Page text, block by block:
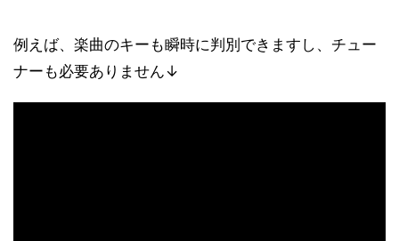
例えば、楽曲のキーも瞬時に判別できますし、チュー
ナーも必要ありません↓